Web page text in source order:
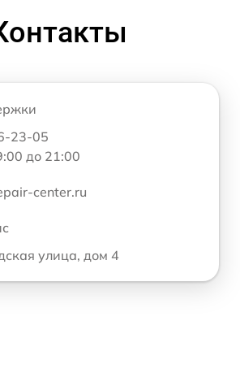
23-05
до 21:00
center.ru
улица, дом 4